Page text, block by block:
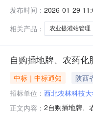
来源村级自有
发布时间： 2026-01-29
相关产品：
农业提灌站管理
自购插地牌、农药
中标｜中标通知 陕西
招标单位： 西北农林科技
正文内容： 2自购插地牌、